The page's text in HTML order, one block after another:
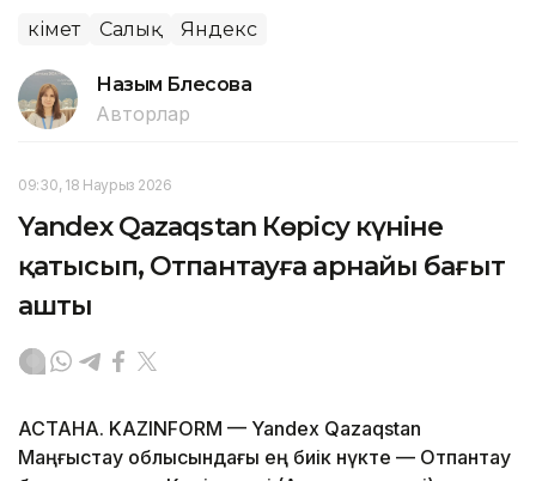
Үкімет Салық Яндекс
Назым Бөлесова
Авторлар
09:30, 18 Наурыз 2026
Yandex Qazaqstan Көрісу күніне
қатысып, Отпантауға арнайы бағыт
ашты
АСТАНА. KAZINFORM — Yandex Qazaqstan
Маңғыстау облысындағы ең биік нүкте — Отпантау